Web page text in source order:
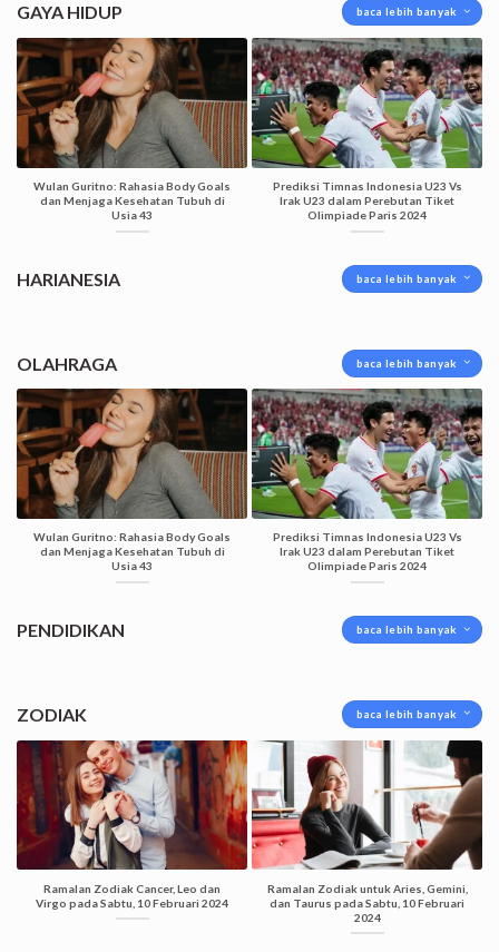
GAYA HIDUP baca lebih banyak
Wulan Guritno: Rahasia Body Goals
dan Menjaga Kesehatan Tubuh di
Usia 43
Prediksi Timnas Indonesia U23 Vs
Irak U23 dalam Perebutan Tiket
Olimpiade Paris 2024
HARIANESIA baca lebih banyak
OLAHRAGA baca lebih banyak
Wulan Guritno: Rahasia Body Goals
dan Menjaga Kesehatan Tubuh di
Usia 43
Prediksi Timnas Indonesia U23 Vs
Irak U23 dalam Perebutan Tiket
Olimpiade Paris 2024
PENDIDIKAN baca lebih banyak
ZODIAK baca lebih banyak
Ramalan Zodiak Cancer, Leo dan
Virgo pada Sabtu, 10 Februari 2024
Ramalan Zodiak untuk Aries, Gemini,
dan Taurus pada Sabtu, 10 Februari
2024